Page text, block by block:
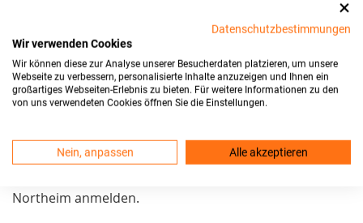
Kennzeichenkombination
ExpressversandIhre Kennzeichen und Ihre PIN der
Wunschkennzeichen Reservierung in Northeim
zukommen.
Mit Ihren neuen Kennzeichen und derPINder
Wunschkennzeichen Reservierung können Sie
Northeim anmelden.
Datenschutzbestimmungen
Wir verwenden Cookies
Wir können diese zur Analyse unserer Besucherdaten platzieren, um unsere
Webseite zu verbessern, personalisierte Inhalte anzuzeigen und Ihnen ein
großartiges Webseiten-Erlebnis zu bieten. Für weitere Informationen zu den
von uns verwendeten Cookies öffnen Sie die Einstellungen.
Nein, anpassen Alle akzeptieren